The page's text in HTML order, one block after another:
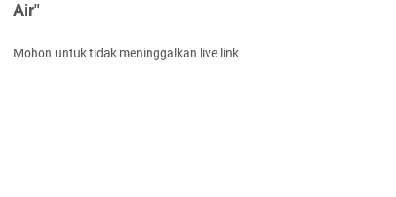
Air"
Mohon untuk tidak meninggalkan live link